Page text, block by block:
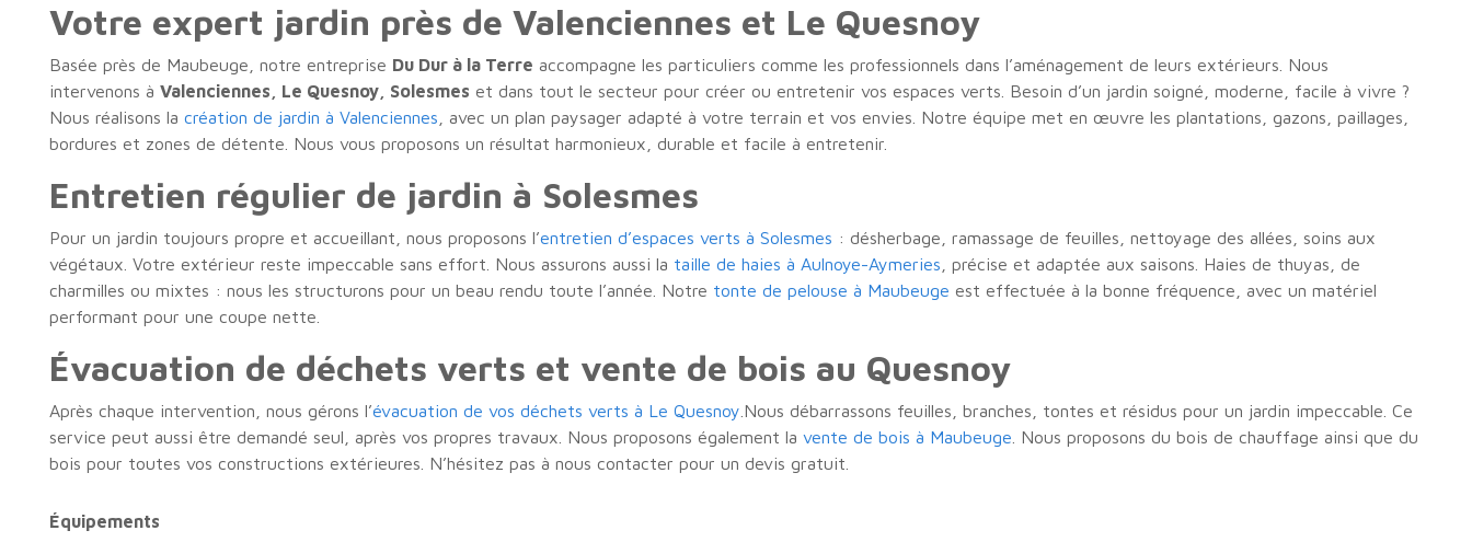
Votre expert jardin près de Valenciennes et Le Quesnoy
Basée près de Maubeuge, notre entreprise Du Dur à la Terre accompagne les particuliers comme les professionnels dans l’aménagement de leurs extérieurs. Nous
intervenons à Valenciennes, Le Quesnoy, Solesmes et dans tout le secteur pour créer ou entretenir vos espaces verts. Besoin d’un jardin soigné, moderne, facile à vivre ?
Nous réalisons la création de jardin à Valenciennes , avec un plan paysager adapté à votre terrain et vos envies. Notre équipe met en œuvre les plantations, gazons, paillages,
bordures et zones de détente. Nous vous proposons un résultat harmonieux, durable et facile à entretenir.
Entretien régulier de jardin à Solesmes
Pour un jardin toujours propre et accueillant, nous proposons l’entretien d’espaces verts à Solesmes : désherbage, ramassage de feuilles, nettoyage des allées, soins aux
végétaux. Votre extérieur reste impeccable sans effort. Nous assurons aussi la taille de haies à Aulnoye-Aymeries , précise et adaptée aux saisons. Haies de thuyas, de
charmilles ou mixtes : nous les structurons pour un beau rendu toute l’année. Notre tonte de pelouse à Maubeuge est effectuée à la bonne fréquence, avec un matériel
performant pour une coupe nette.
Évacuation de déchets verts et vente de bois au Quesnoy
Après chaque intervention, nous gérons l’évacuation de vos déchets verts à Le Quesnoy .Nous débarrassons feuilles, branches, tontes et résidus pour un jardin impeccable. Ce
service peut aussi être demandé seul, après vos propres travaux. Nous proposons également la vente de bois à Maubeuge . Nous proposons du bois de chauffage ainsi que du
bois pour toutes vos constructions extérieures. N’hésitez pas à nous contacter pour un devis gratuit.
Équipements